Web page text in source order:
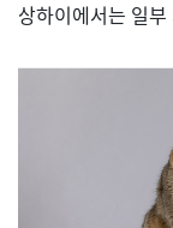
상하이에서는 일